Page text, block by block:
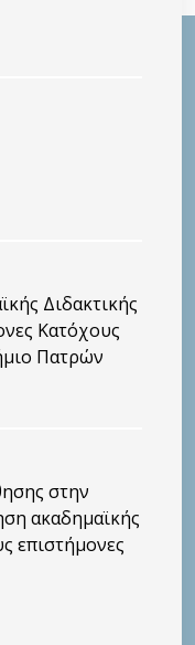
Διδακτικής
Κατόχους
Πατρών
στην
ακαδημαϊκής
επιστήμονες